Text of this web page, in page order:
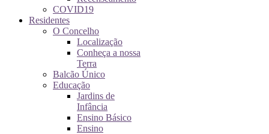
COVID19
Residentes
O Concelho
Localização
Conheça a nossa
Terra
Balcão Único
Educação
Jardins de
Infância
Ensino Básico
Ensino